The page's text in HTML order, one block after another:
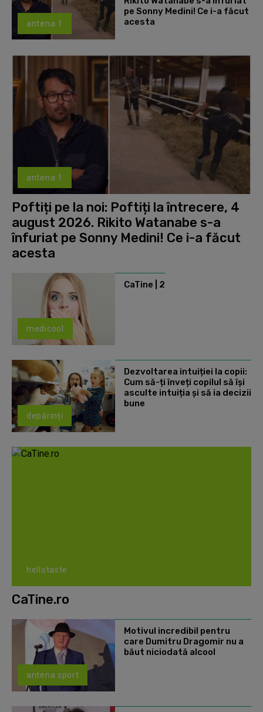
antena 1
pe Sonny Medini! Ce i-a făcut
acesta
antena 1
Poftiți pe la noi: Poftiți la întrecere, 4
august 2026. Rikito Watanabe s-a
înfuriat pe Sonny Medini! Ce i-a făcut
acesta
medicool
CaTine | 2
depărinți
Dezvoltarea intuiției la copii:
Cum să-ți înveți copilul să își
asculte intuiția și să ia decizii
bune
hellotaste
CaTine.ro
antena sport
Motivul incredibil pentru
care Dumitru Dragomir nu a
băut niciodată alcool